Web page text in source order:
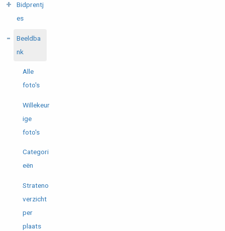
Bidprentj
es
Beeldba
nk
Alle
foto's
Willekeur
ige
foto's
Categori
eën
Strateno
verzicht
per
plaats